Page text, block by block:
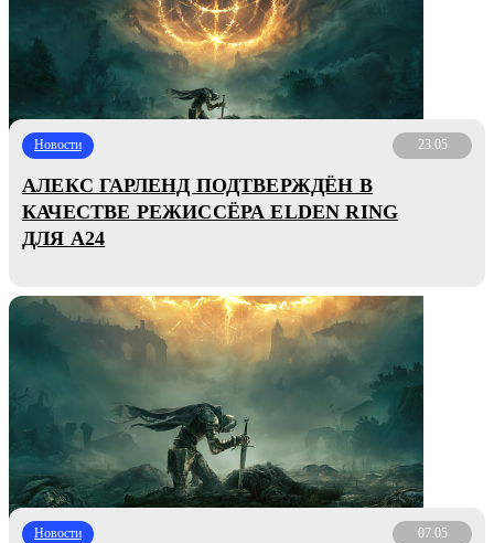
Новости 23.05
АЛЕКС ГАРЛЕНД ПОДТВЕРЖДЁН В
КАЧЕСТВЕ РЕЖИССЁРА ELDEN RING
ДЛЯ А24
Новости 07.05